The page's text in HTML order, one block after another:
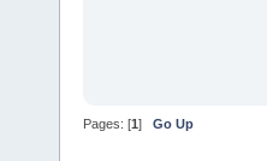
Pages: [1] Go Up